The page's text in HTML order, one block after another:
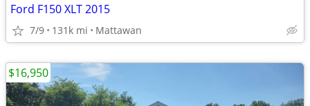
Ford F150 XLT 2015
7/9 131k mi Mattawan
$16,950